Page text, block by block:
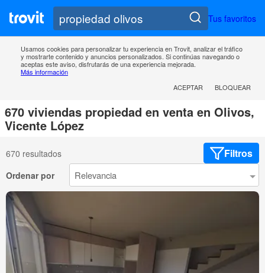
Tus favoritos
Usamos cookies para personalizar tu experiencia en Trovit, analizar el tráfico
y mostrarte contenido y anuncios personalizados. Si continúas navegando o
aceptas este aviso, disfrutarás de una experiencia mejorada.
Más información
ACEPTAR
BLOQUEAR
670 viviendas propiedad en venta en Olivos,
Vicente López
670 resultados Filtros
Ordenar por